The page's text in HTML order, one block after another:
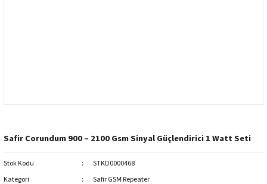
Safir Corundum 900 – 2100 Gsm Sinyal Güçlendirici 1 Watt Seti
Stok Kodu
STKD0000468
Kategori
Safir GSM Repeater